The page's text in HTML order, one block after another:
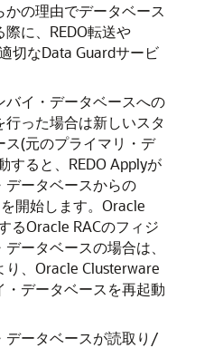
かの理由でデータベース
に、REDO転送や
切なData Guardサービ
バイ・データベースへの
行った場合は新しいスタ
ス(元のプライマリ・デ
すると、REDO Applyが
データベースからの
開始します。Oracle
るOracle RACのフィジ
ータベースの場合は、
り、Oracle Clusterware
・データベースを再起動
データベースが読取り/